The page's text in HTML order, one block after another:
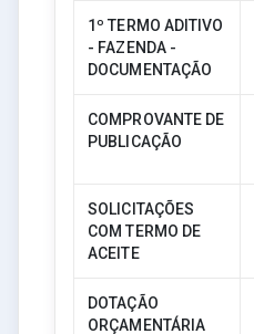
1º TERMO ADITIVO
- FAZENDA -
DOCUMENTAÇÃO
COMPROVANTE DE
PUBLICAÇÃO
SOLICITAÇÕES
COM TERMO DE
ACEITE
DOTAÇÃO
ORÇAMENTÁRIA